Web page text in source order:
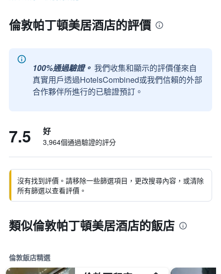
倫敦帕丁頓美居酒店的評價
100%通過驗證。 我們收集和顯示的評價僅來自
真實用戶透過HotelsCombined或我們信賴的外部
合作夥伴所進行的已驗證預訂。
7.5 好
3,964個通過驗證的評分
沒有找到評價。請移除一些篩選項目，更改搜尋內容，或清除
所有篩選以查看評價。
類似倫敦帕丁頓美居酒店的飯店
倫敦飯店精選